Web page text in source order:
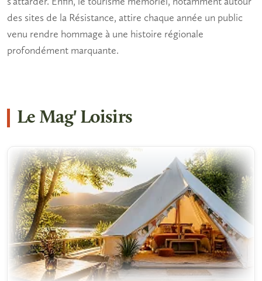
des sites de la Résistance, attire chaque année un public
venu rendre hommage à une histoire régionale
profondément marquante.
Le Mag' Loisirs